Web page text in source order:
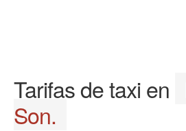
Tarifas de taxi en
Son.